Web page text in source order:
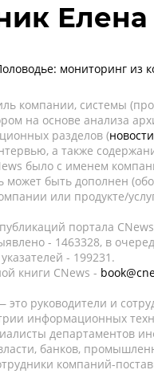
Елена
мониторинг из
компании, системы
на основе анализа
разделов (новости
а также
было с именем
быть дополнен
или продукте/
портала
- 1463328, в
- 199231.
книги CNews -
это руководители и
информационных
департаментов
банков,
компаний-